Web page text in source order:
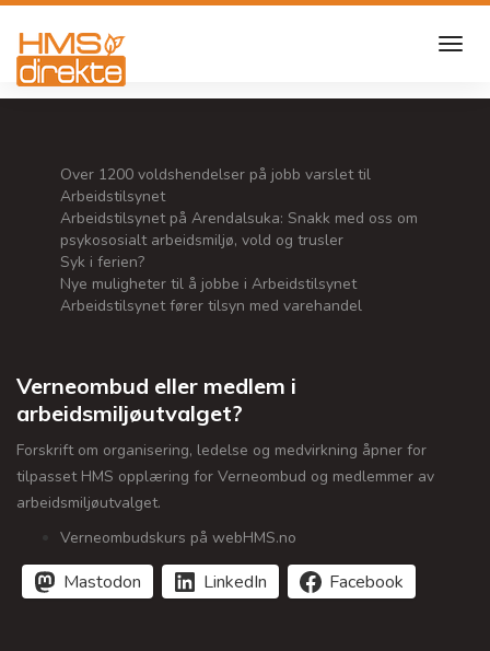
Over 1200 voldshendelser på jobb varslet til
Arbeidstilsynet
Arbeidstilsynet på Arendalsuka: Snakk med oss om
psykososialt arbeidsmiljø, vold og trusler
Syk i ferien?
Nye muligheter til å jobbe i Arbeidstilsynet
Arbeidstilsynet fører tilsyn med varehandel
Verneombud eller medlem i
arbeidsmiljøutvalget?
Forskrift om organisering, ledelse og medvirkning åpner for
tilpasset HMS opplæring for Verneombud og medlemmer av
arbeidsmiljøutvalget.
Verneombudskurs på webHMS.no
Mastodon LinkedIn Facebook